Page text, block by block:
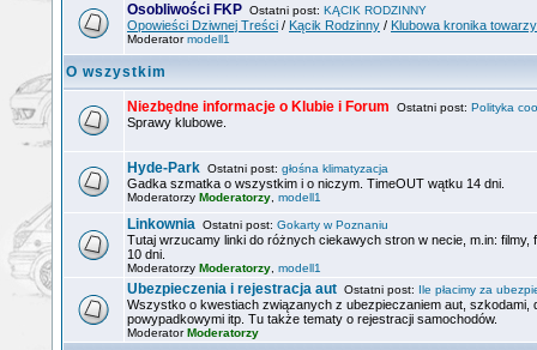
Osobliwości FKP Ostatni post: KĄCIK RODZINNY
Opowieści Dziwnej Treści / Kącik Rodzinny / Klubowa kronika
Moderatormodell1
O wszystkim
Niezbędne informacje o Klubie i Forum Ostatni post: Polityka
Sprawy klubowe.
Hyde-Park Ostatni post: głośna klimatyzacja
Gadka szmatka o wszystkim i o niczym. TimeOUT wątku 14 dni.
Moderatorzy Moderatorzy modell1
Linkownia Ostatni post: Gokarty w Poznaniu
Tutaj wrzucamy linki do różnych ciekawych stron w necie, m.in: filmy,
10 dni.
Moderatorzy Moderatorzy modell1
Ubezpieczenia i rejestracja aut Ostatni post: Ile płacimy za
Wszystko o kwestiach związanych z ubezpieczaniem aut, szkodami,
powypadkowymi itp. Tu także tematy o rejestracji samochodów.
ModeratorModeratorzy